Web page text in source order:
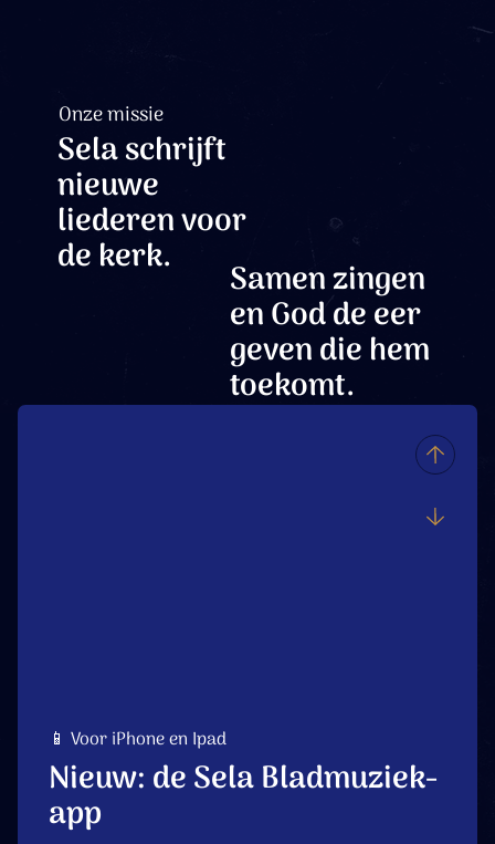
Samen zingen
en God de eer
geven die hem
toekomt.
Onze missie
Sela schrijft
nieuwe
liederen voor
de kerk.
📱 Voor iPhone en Ipad
Nieuw: de Sela Bladmuziek-
app